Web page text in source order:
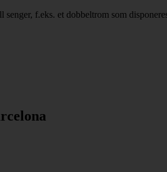
f.eks. et dobbeltrom som